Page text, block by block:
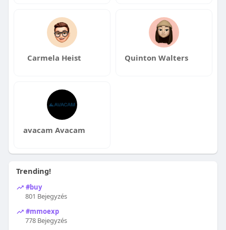
Carmela Heist Quinton Walters
avacam Avacam
Trending!
#buy
801 Bejegyzés
#mmoexp
778 Bejegyzés